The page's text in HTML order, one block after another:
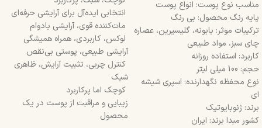
مناسب نوع پوست: انواع پوست
پایه رنگ محصول: بی رنگ
ترکیبات موثر: بابونه، گلیسیرین، عصاره
چای سبز، مواد طبیعی
کاربرد: استفاده روزانه
حجم: 100 میلی لیتر
نوع محفظه نگهدارنده: اسپری شیشه
ای
برند: ژنوبایوتیک
کشور مبدا برند: ایران
انتخابی ایده‌آل برای آرایشی حرفه‌ای
مات‌کننده قوی، آرایشی بادوام
لوکس، کاربردی، همراه همیشگی
آرایشی طبیعی، پوستی بی‌نقص
کنترل چربی، تثبیت آرایش، ظاهری
شیک
کوچک اما پرکاربرد
زیبایی و مراقبت از پوست در یک
محصول